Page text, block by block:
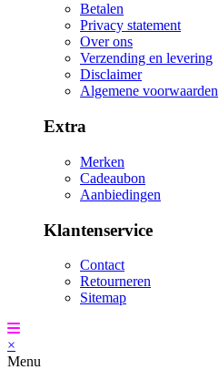
Betalen
Privacy statement
Over ons
Verzending en levering
Disclaimer
Algemene voorwaarden
Extra
Merken
Cadeaubon
Aanbiedingen
Klantenservice
Contact
Retourneren
Sitemap
×
Menu